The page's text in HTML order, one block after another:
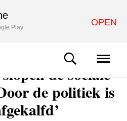
de sociale
de politiek is
Play OPEN